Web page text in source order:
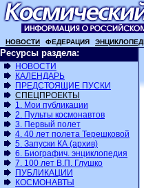
НОВОСТИ ФЕДЕРАЦИЯ
Ресурсы раздела:
НОВОСТИ
КАЛЕНДАРЬ
ПРЕДСТОЯЩИЕ ПУСКИ
СПЕЦПРОЕКТЫ
1. Мои публикации
2. Пульты космонавтов
3. Первый полет
4. 40 лет полета Терешковой
5. Запуски КА (архив)
6. Биографич. энциклопедия
7. 100 лет В.П. Глушко
ПУБЛИКАЦИИ
КОСМОНАВТЫ